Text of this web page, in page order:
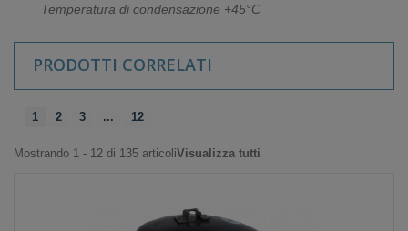
Temperatura di condensazione +45°C
PRODOTTI CORRELATI
1 2 3 ... 12
Mostrando 1 - 12 di 135 articoliVisualizza tutti